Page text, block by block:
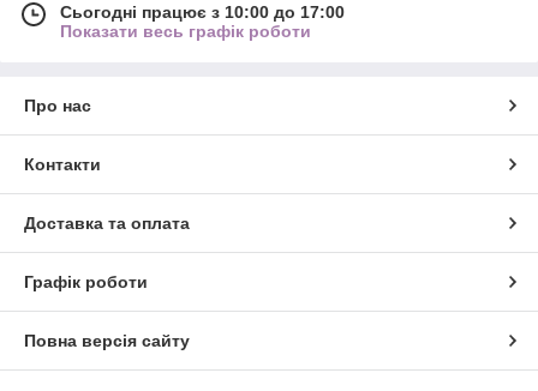
Сьогодні працює з 10:00 до 17:00
Показати весь графік роботи
Про нас
Контакти
Доставка та оплата
Графік роботи
Повна версія сайту